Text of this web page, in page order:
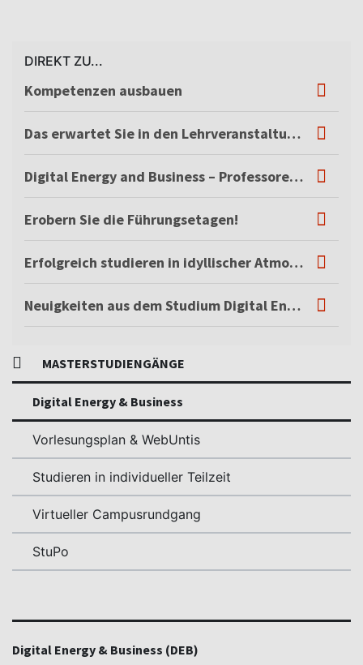
DIREKT ZU...
Kompetenzen ausbauen
Das erwartet Sie in den Lehrveranstaltungen
Digital Energy and Business – Professoren und Mitarbeiter
Erobern Sie die Führungsetagen!
Erfolgreich studieren in idyllischer Atmosphäre
Neuigkeiten aus dem Studium Digital Energy & Business
MASTERSTUDIENGÄNGE
Digital Energy & Business
Vorlesungsplan & WebUntis
Studieren in individueller Teilzeit
Virtueller Campusrundgang
StuPo
Digital Energy & Business (DEB)